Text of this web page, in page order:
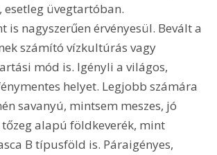
üvegtartóban.
is nagyszerűen érvényesül. Bevált a
számító vízkultúrás vagy
mód is. Igényli a világos,
helyet. Legjobb számára
savanyú, mintsem meszes, jó
tőzeg alapú földkeverék, mint
B típusföld is. Páraigényes,